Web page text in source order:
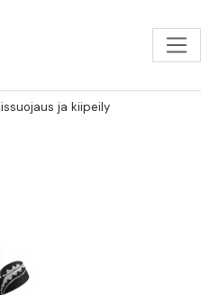
ja kiipeily